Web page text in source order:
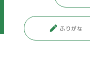
ふりがな
>
応援補助金（物価高騰対応）